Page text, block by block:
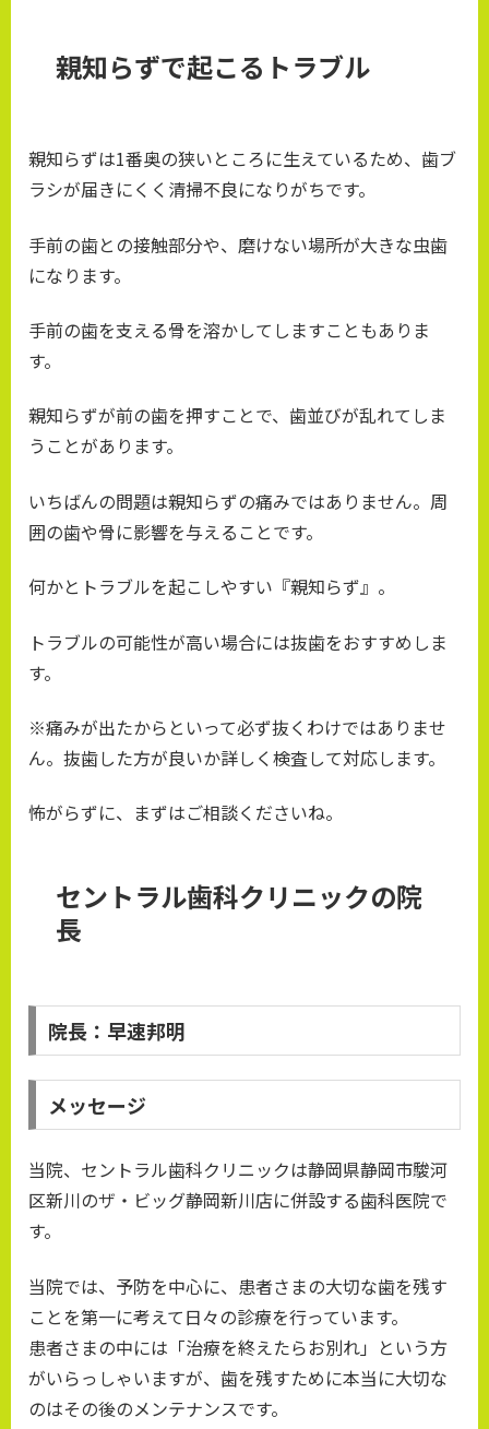
親知らずで起こるトラブル
親知らずは1番奥の狭いところに生えているため、歯ブ
ラシが届きにくく清掃不良になりがちです。
手前の歯との接触部分や、磨けない場所が大きな虫歯
になります。
手前の歯を支える骨を溶かしてしますこともありま
す。
親知らずが前の歯を押すことで、歯並びが乱れてしま
うことがあります。
いちばんの問題は親知らずの痛みではありません。周
囲の歯や骨に影響を与えることです。
何かとトラブルを起こしやすい『親知らず』。
トラブルの可能性が高い場合には抜歯をおすすめしま
す。
※痛みが出たからといって必ず抜くわけではありませ
ん。抜歯した方が良いか詳しく検査して対応します。
怖がらずに、まずはご相談くださいね。
セントラル歯科クリニックの院
長
院長：早速邦明
メッセージ
当院、セントラル歯科クリニックは静岡県静岡市駿河
区新川のザ・ビッグ静岡新川店に併設する歯科医院で
す。
当院では、予防を中心に、患者さまの大切な歯を残す
ことを第一に考えて日々の診療を行っています。
患者さまの中には「治療を終えたらお別れ」という方
がいらっしゃいますが、歯を残すために本当に大切な
のはその後のメンテナンスです。